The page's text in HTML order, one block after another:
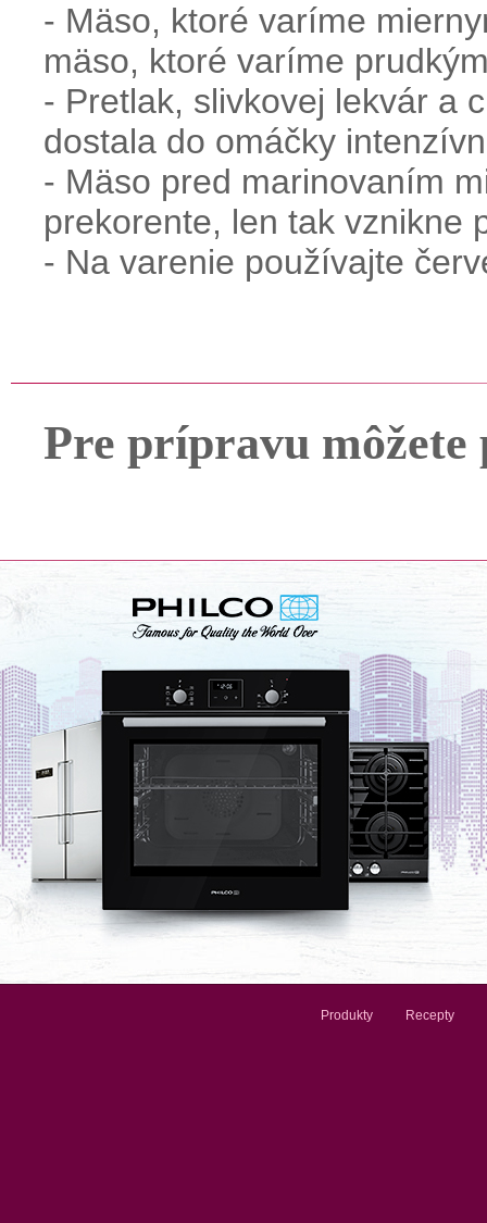
- Mäso, ktoré varíme
mäso, ktoré varíme
- Pretlak, slivkovej lekvár a
dostala do omáčky
- Mäso pred marinovaním
prekorente, len tak vznikne
- Na varenie používajte
Pre prípravu
Produkty Recepty